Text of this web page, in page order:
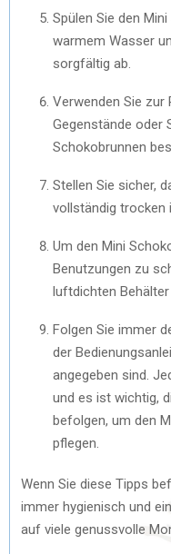
Spülen Sie den
warmem Wasser
sorgfältig ab.
Verwenden Sie zur
Gegenstände oder
Schokobrunnen
Stellen Sie sicher,
vollständig trocken
Um den Mini
Benutzungen zu
luftdichten
Folgen Sie immer
der
angegeben sind.
und es ist wichtig,
befolgen, um den
pflegen.
Wenn Sie diese Tipps
immer hygienisch und
auf viele genussvolle